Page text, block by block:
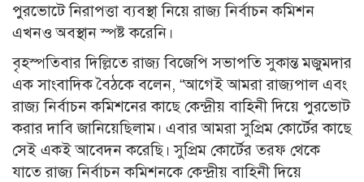
পুরভোটে নিরাপত্তা ব্যবস্থা নিয়ে রাজ্য নির্বাচন কমিশন
এখনও অবস্থান স্পষ্ট করেনি।
বৃহস্পতিবার দিল্লিতে রাজ্য বিজেপি সভাপতি সুকান্ত মজুমদার
এক সাংবাদিক বৈঠকে বলেন, “আগেই আমরা রাজ্যপাল এবং
রাজ্য নির্বাচন কমিশনের কাছে কেন্দ্রীয় বাহিনী দিয়ে পুরভোট
করার দাবি জানিয়েছিলাম। এবার আমরা সুপ্রিম কোর্টের কাছে
সেই একই আবেদন করেছি। সুপ্রিম কোর্টের তরফ থেকে
যাতে রাজ্য নির্বাচন কমিশনকে কেন্দ্রীয় বাহিনী দিয়ে